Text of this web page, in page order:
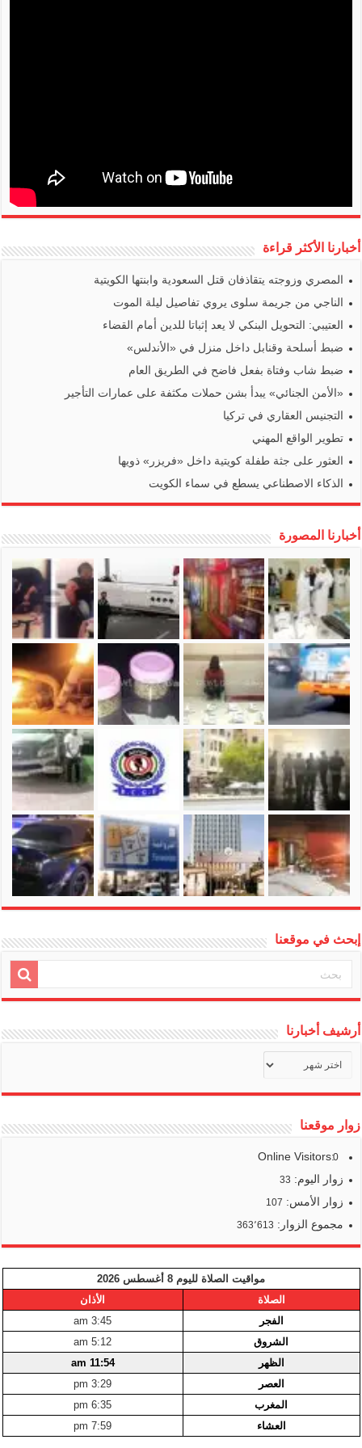
أخبارنا الأكثر قراءة
المصري وزوجته يتقاذفان قتل السعودية وابنتها الكويتية
الناجي من جريمة سلوى يروي تفاصيل ليلة الموت
العتيبي: التحويل البنكي لا يعد إثباتا للدين أمام القضاء
ضبط أسلحة وقنابل داخل منزل في «الأندلس»
ضبط شاب وفتاة بفعل فاضح في الطريق العام
«الأمن الجنائي» يبدأ بشن حملات مكثفة على عمارات التأجير
التجنيس العقاري في تركيا
تطوير الواقع المهني
العثور على جثة طفلة كويتية داخل «فريزر» ذويها
الذكاء الاصطناعي يسطع في سماء الكويت
أخبارنا المصورة
إبحث في موقعنا
أرشيف أخبارنا
أرشيف
أخبارنا
زوار موقعنا
Online Visitors:
0
زوار اليوم: 33
زوار الأمس: 107
مجموع الزوار: 363٬613
مواقيت الصلاة لليوم 8 أغسطس 2026
الصلاة
الأذان
الفجر
3:45 am
الشروق
5:12 am
الظهر
11:54 am
العصر
3:29 pm
المغرب
6:35 pm
العشاء
7:59 pm